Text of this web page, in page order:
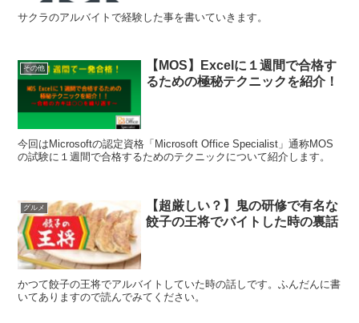
サクラのアルバイトで経験した事を書いていきます。
その他
【MOS】Excelに１週間で合格す
るための極秘テクニックを紹介！
今回はMicrosoftの認定資格「Microsoft Office Specialist」通称MOS
の試験に１週間で合格するためのテクニックについて紹介します。
グルメ
【超厳しい？】鬼の研修で有名な
餃子の王将でバイトした時の裏話
かつて餃子の王将でアルバイトしていた時の話しです。ふんだんに書
いてありますので読んでみてください。